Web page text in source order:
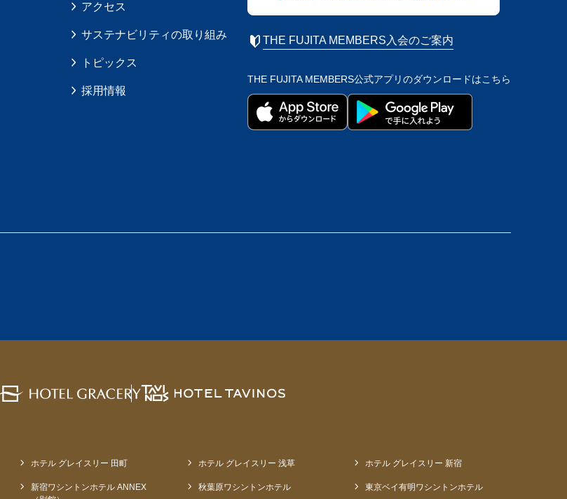
アクセス
サステナビリティの取り組み
トピックス
採用情報
THE FUJITA MEMBERS入会のご案内
THE FUJITA MEMBERS公式アプリのダウンロードはこちら
ホテル グレイスリー 田町 ホテル グレイスリー 浅草 ホテル グレイスリー 新宿
新宿ワシントンホテル ANNEX
秋葉原ワシントンホテル 東京ベイ有明ワシントンホテル